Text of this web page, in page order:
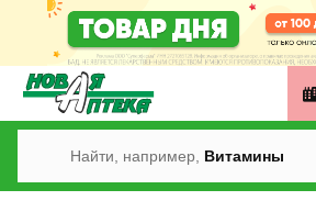
Найти, например, Витамины